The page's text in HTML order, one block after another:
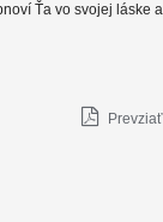
Ťa vo svojej láske